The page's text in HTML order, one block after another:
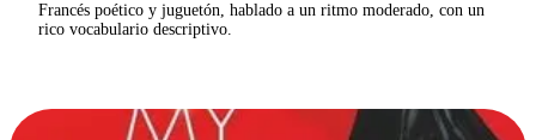
Francés poético y juguetón, hablado a un ritmo moderado, con un
rico vocabulario descriptivo.